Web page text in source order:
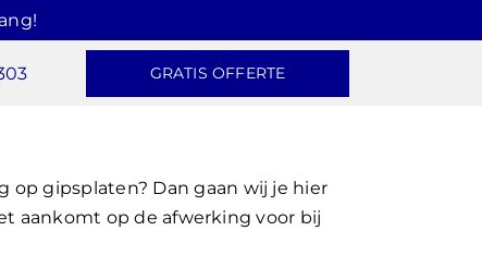
GRATIS OFFERTE
op gipsplaten? Dan gaan wij je hier
aankomt op de afwerking voor bij